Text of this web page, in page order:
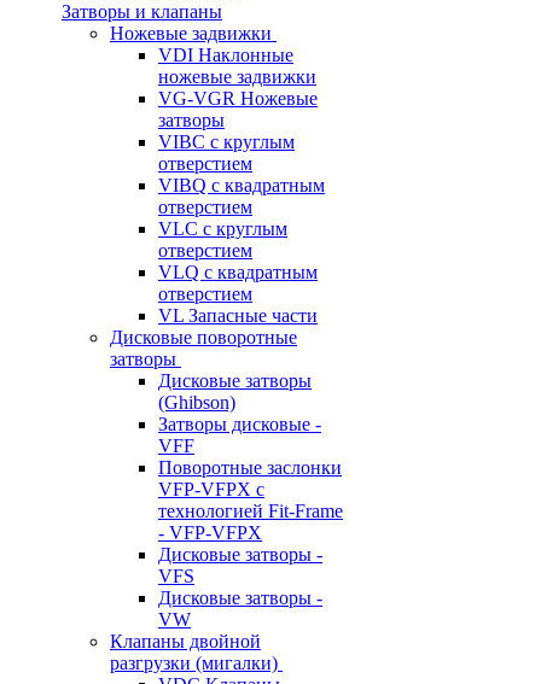
Затворы и клапаны
Ножевые задвижки
VDI Наклонные
ножевые задвижки
VG-VGR Ножевые
затворы
VIBC с круглым
отверстием
VIBQ с квадратным
отверстием
VLC с круглым
отверстием
VLQ с квадратным
отверстием
VL Запасные части
Дисковые поворотные
затворы
Дисковые затворы
(Ghibson)
Затворы дисковые -
VFF
Поворотные заслонки
VFP-VFPX с
технологией Fit-Frame
- VFP-VFPX
Дисковые затворы -
VFS
Дисковые затворы -
VW
Клапаны двойной
разгрузки (мигалки)